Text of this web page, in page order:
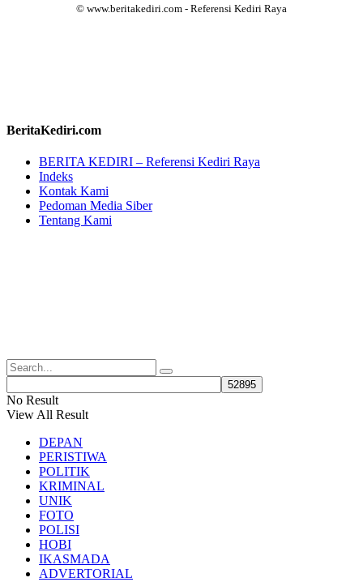
© www.beritakediri.com - Referensi Kediri Raya
BeritaKediri.com
BERITA KEDIRI – Referensi Kediri Raya
Indeks
Kontak Kami
Pedoman Media Siber
Tentang Kami
No Result
View All Result
DEPAN
PERISTIWA
POLITIK
KRIMINAL
UNIK
FOTO
POLISI
HOBI
IKASMADA
ADVERTORIAL